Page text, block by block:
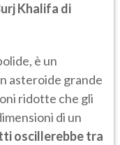
Khalifa di
è un
asteroide grande
ridotte che gli
di un
oscillerebbe tra